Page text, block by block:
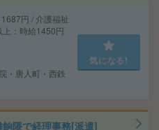
円 / 介護福祉
：時給1450円
・唐人町・西鉄
気になる!
隈で経理事務[派遣]